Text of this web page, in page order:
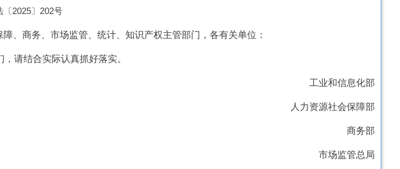
〔2025〕202号
、商务、市场监管、统计、知识产权主管部门，各有关单位：
，请结合实际认真抓好落实。
工业和信息化部
人力资源社会保障部
商务部
市场监管总局